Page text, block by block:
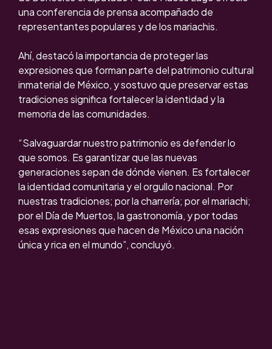
una conferencia de prensa acompañado de
representantes populares y de los mariachis.
Ahí, destacó la importancia de proteger las
expresiones que forman parte del patrimonio cultural
inmaterial de México, y sostuvo que preservar estas
tradiciones significa fortalecer la identidad y la
memoria de las comunidades.
“Salvaguardar nuestro patrimonio es defender lo
que somos. Es garantizar que las nuevas
generaciones sepan de dónde vienen. Es fortalecer
la identidad comunitaria y el orgullo nacional. Por
nuestras tradiciones; por la charrería; por el mariachi;
por el Día de Muertos, la gastronomía, y por todas
esas expresiones que hacen de México una nación
única y rica en el mundo”, concluyó.